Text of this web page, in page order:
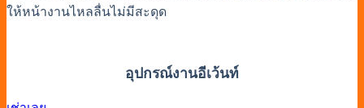
ให้หน้างานไหลลื่นไม่มีสะดุด
อุปกรณ์งานอีเว้นท์